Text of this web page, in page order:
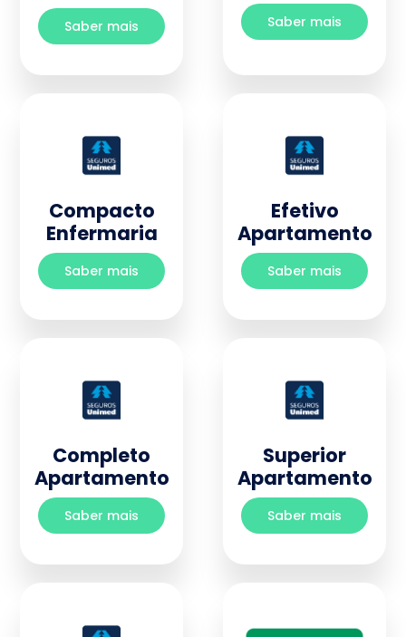
Saber mais Saber mais
Compacto
Enfermaria
Saber mais
Efetivo
Apartamento
Saber mais
Completo
Apartamento
Saber mais
Superior
Apartamento
Saber mais